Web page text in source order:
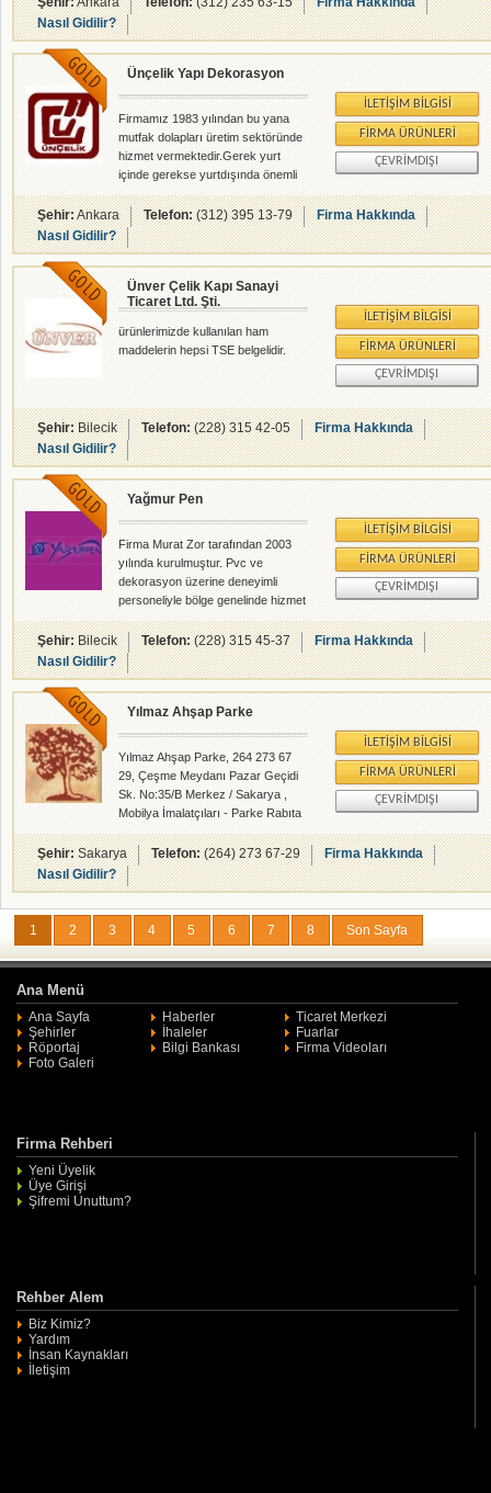
Nasıl Gidilir?
Ünçelik Yapı Dekorasyon
Firmamız 1983 yılından bu yana
mutfak dolapları üretim sektöründe
hizmet vermektedir.Gerek yurt
içinde gerekse yurtdışında önemli
işlere imza atmıştır. "Kalite detayda
saklıdır."
İLETIŞIM BILGISI
FIRMA ÜRÜNLERI
ÇEVRIMDIŞI
Şehir:Ankara Telefon:(312) 395 13-79
Firma Hakkında
Nasıl Gidilir?
Ünver Çelik Kapı Sanayi
Ticaret Ltd. Şti.
ürünlerimizde kullanılan ham
maddelerin hepsi TSE belgelidir.
İLETIŞIM BILGISI
FIRMA ÜRÜNLERI
ÇEVRIMDIŞI
Şehir:Bilecik Telefon:(228) 315 42-05
Firma Hakkında
Nasıl Gidilir?
Yağmur Pen
Firma Murat Zor tarafından 2003
yılında kurulmuştur. Pvc ve
dekorasyon üzerine deneyimli
personeliyle bölge genelinde hizmet
vermektedir.
İLETIŞIM BILGISI
FIRMA ÜRÜNLERI
ÇEVRIMDIŞI
Şehir:Bilecik Telefon:(228) 315 45-37
Firma Hakkında
Nasıl Gidilir?
Yılmaz Ahşap Parke
Yılmaz Ahşap Parke, 264 273 67
29, Çeşme Meydanı Pazar Geçidi
Sk. No:35/B Merkez / Sakarya ,
Mobilya İmalatçıları - Parke Rabıta
- Dekorasyon - rehberalem.com
alanlarında faliyet gösteren
firmamızdır.
İLETIŞIM BILGISI
FIRMA ÜRÜNLERI
ÇEVRIMDIŞI
Şehir:Sakarya Telefon:(264) 273 67-29
Firma Hakkında
Nasıl Gidilir?
1 2 3 4 5 6 7 8 Son Sayfa
Ana Menü
Ana Sayfa Haberler
Ticaret Merkezi
Şehirler
İhaleler
Fuarlar
Röportaj
Bilgi Bankası
Firma Videoları
Foto Galeri
Firma Rehberi
Yeni Üyelik
Üye Girişi
Şifremi Unuttum?
Rehber Alem
Biz Kimiz?
Yardım
İnsan Kaynakları
İletişim